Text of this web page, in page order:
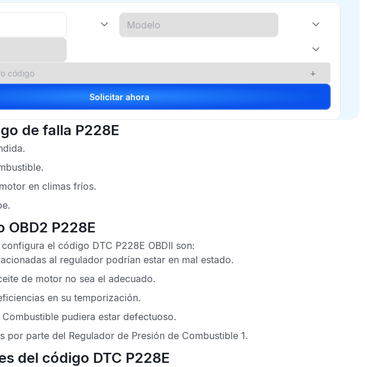
+
Solicitar ahora
de falla P228E
en climas fríos.
OBD2 P228E
el código DTC P228E OBDII son:
al regulador podrían estar en mal estado.
de motor no sea el adecuado.
en su temporización.
Combustible pudiera estar defectuoso.
por parte del Regulador de Presión de Combustible 1.
del código DTC P228E